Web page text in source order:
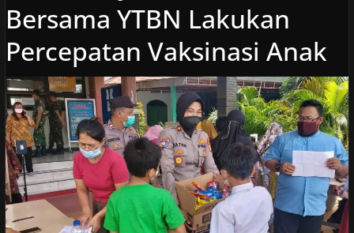
Bersama YTBN Lakukan
Percepatan Vaksinasi Anak